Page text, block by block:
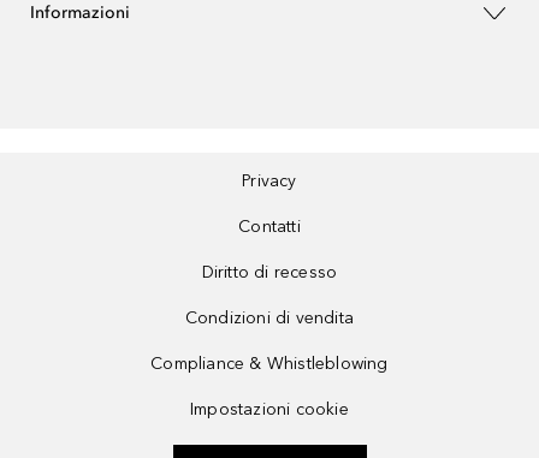
Informazioni
Privacy
Contatti
Diritto di recesso
Condizioni di vendita
Compliance & Whistleblowing
Impostazioni cookie